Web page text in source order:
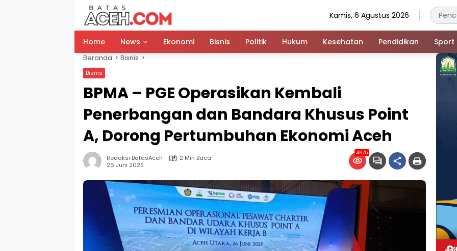
Kamis, 6 Agustus 2026
Home News Ekonomi Bisnis Politik Hukum Kesehatan Pendidikan Sport
Beranda Bisnis
Bisnis
BPMA – PGE Operasikan Kembali
Penerbangan dan Bandara Khusus Point
A, Dorong Pertumbuhan Ekonomi Aceh
Redaksi BatasAceh
2 Min Baca
26 Juni 2025
4675